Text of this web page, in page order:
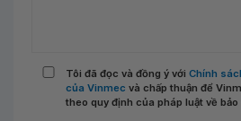
Tôi đã đọc và đồng ý với Chính
của Vinmec và chấp thuận để
theo quy định của pháp luật về bảo